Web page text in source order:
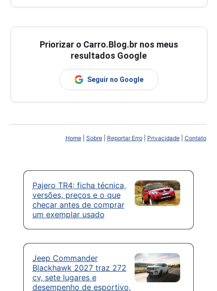
Priorizar o Carro.Blog.br nos meus
resultados Google
Seguir no Google
Home| Sobre| Reportar Erro| Privacidade| Contato
Pajero TR4: ficha técnica,
versões, preços e o que
checar antes de comprar
um exemplar usado
Jeep Commander
Blackhawk 2027 traz 272
cv, sete lugares e
desempenho de esportivo,